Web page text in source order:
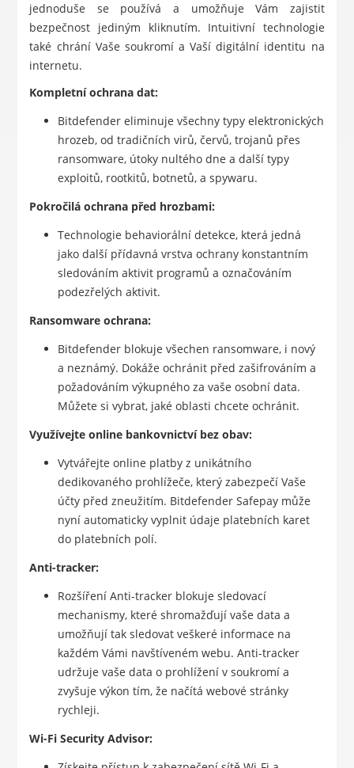
jednoduše se používá a umožňuje Vám zajistit
bezpečnost jediným kliknutím. Intuitivní technologie
také chrání Vaše soukromí a Vaší digitální identitu na
internetu.
Kompletní ochrana dat:
Bitdefender eliminuje všechny typy elektronických
hrozeb, od tradičních virů, červů, trojanů přes
ransomware, útoky nultého dne a další typy
exploitů, rootkitů, botnetů, a spywaru.
Pokročilá ochrana před hrozbami:
Technologie behaviorální detekce, která jedná
jako další přídavná vrstva ochrany konstantním
sledováním aktivit programů a označováním
podezřelých aktivit.
Ransomware ochrana:
Bitdefender blokuje všechen ransomware, i nový
a neznámý. Dokáže ochránit před zašifrováním a
požadováním výkupného za vaše osobní data.
Můžete si vybrat, jaké oblasti chcete ochránit.
Využívejte online bankovnictví bez obav:
Vytvářejte online platby z unikátního
dedikovaného prohlížeče, který zabezpečí Vaše
účty před zneužitím. Bitdefender Safepay může
nyní automaticky vyplnit údaje platebních karet
do platebních polí.
Anti-tracker:
Rozšíření Anti-tracker blokuje sledovací
mechanismy, které shromažďují vaše data a
umožňují tak sledovat veškeré informace na
každém Vámi navštíveném webu. Anti-tracker
udržuje vaše data o prohlížení v soukromí a
zvyšuje výkon tím, že načítá webové stránky
rychleji.
Wi-Fi Security Advisor: